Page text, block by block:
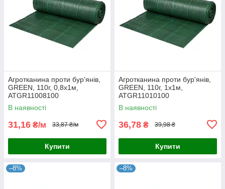
Агротканина проти бур'янів,
GREEN, 110г, 0,8х1м,
ATGR11008100
В наявності
31,16 ₴/м 33,87 ₴/м
Купити
Агротканина проти бур'янів,
GREEN, 110г, 1х1м,
ATGR11010100
В наявності
36,78 ₴ 39,98 ₴
Купити
–8% –8%